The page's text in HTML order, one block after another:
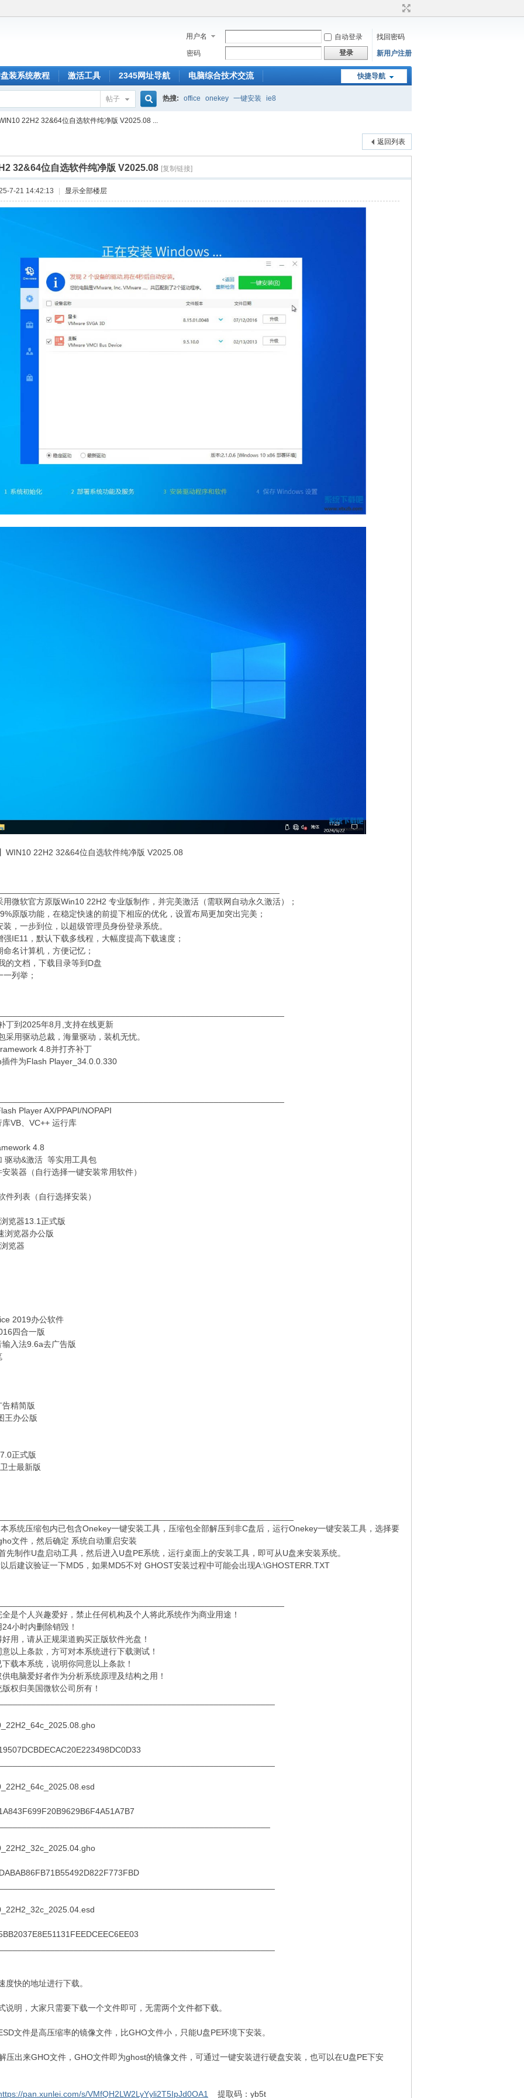
用户名 自动登录
找回密码
密码
登录 新用户注册
快捷导航
装系统教程 激活工具 2345网址导航 电脑综合技术交流
帖子
搜
索
热搜: office onekey 一键安装 ie8
22H2 32&64位自选软件纯净版 V2025.08 ...
返回列表
32&64位自选软件纯净版 V2025.08 [复制链接]
7-21 14:42:13 显示全部楼层
WIN10 22H2 32&64位自选软件纯净版 V2025.08
用微软官方原版Win10 22H2 专业版制作，并完美激活（需联网自动永久激活）；
原版功能，在稳定快速的前提下相应的优化，设置布局更加突出完美；
装，一步到位，以超级管理员身份登录系统。
强IE11，默认下载多线程，大幅度提高下载速度；
名计算机，方便记忆；
的文档，下载目录等到D盘
列举；
丁到2025年8月,支持在线更新
采用驱动总裁，海量驱动，装机无忧。
4.8并打齐补丁
件为Flash Player_34.0.0.330
Player AX/PPAPI/NOPAPI
VB、VC++ 运行库
4.8
驱动&激活 等实用工具包
装器（自行选择一键安装常用软件）
件列表（自行选择安装）
览器13.1正式版
浏览器办公版
览器
2019办公软件
四合一版
入法9.6a去广告版
精简版
王办公版
正式版
士最新版
系统压缩包内已包含Onekey一键安装工具，压缩包全部解压到非C盘后，运行Onekey一键安装工具，选择要
文件，然后确定 系统自动重启安装
先制作U盘启动工具，然后进入U盘PE系统，运行桌面上的安装工具，即可从U盘来安装系统。
后建议验证一下MD5，如果MD5不对 GHOST安装过程中可能会出现A:\GHOSTERR.TXT
是个人兴趣爱好，禁止任何机构及个人将此系统作为商业用途！
小时内删除销毁！
用，请从正规渠道购买正版软件光盘！
以上条款，方可对本系统进行下载测试！
载本系统，说明你同意以上条款！
电脑爱好者作为分析系统原理及结构之用！
权归美国微软公司所有！
度快的地址进行下载。
说明，大家只需要下载一个文件即可，无需两个文件都下载。
文件是高压缩率的镜像文件，比GHO文件小，只能U盘PE环境下安装。
压出来GHO文件，GHO文件即为ghost的镜像文件，可通过一键安装进行硬盘安装，也可以在U盘PE下安
pan.xunlei.com/s/VMfQH2LW2LyYyli2T5IpJd0OA1 提取码：yb5t